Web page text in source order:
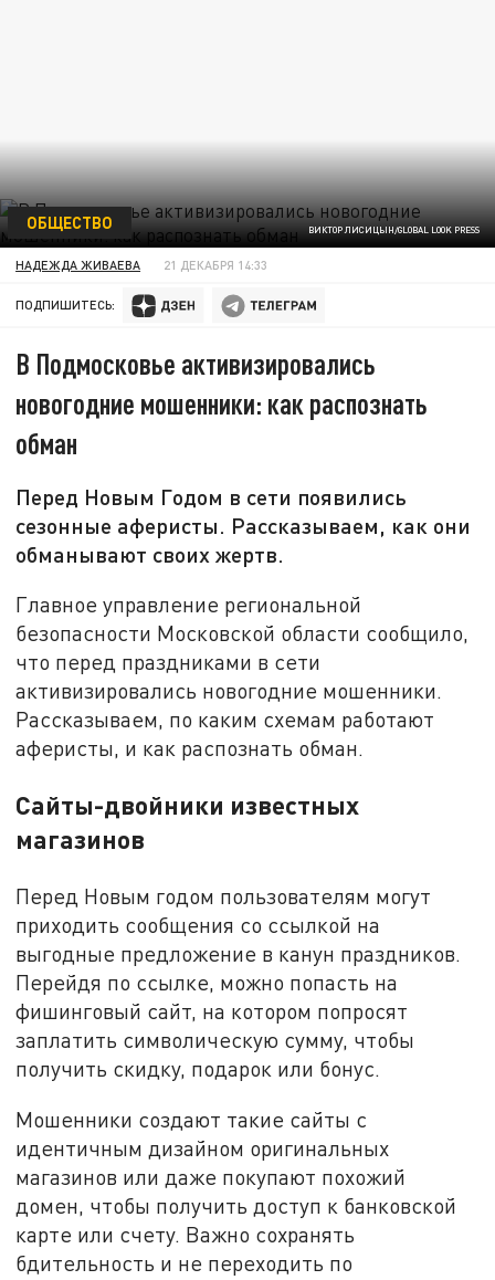
ВИКТОР ЛИСИЦЫН/GLOBAL LOOK PRESS
ОБЩЕСТВО
НАДЕЖДА ЖИВАЕВА 21 ДЕКАБРЯ 14:33
ПОДПИШИТЕСЬ:
В Подмосковье активизировались
новогодние мошенники: как распознать
обман
Перед Новым Годом в сети появились
сезонные аферисты. Рассказываем, как они
обманывают своих жертв.
Главное управление региональной
безопасности Московской области сообщило,
что перед праздниками в сети
активизировались новогодние мошенники.
Рассказываем, по каким схемам работают
аферисты, и как распознать обман.
Сайты-двойники известных
магазинов
Перед Новым годом пользователям могут
приходить сообщения со ссылкой на
выгодные предложение в канун праздников.
Перейдя по ссылке, можно попасть на
фишинговый сайт, на котором попросят
заплатить символическую сумму, чтобы
получить скидку, подарок или бонус.
Мошенники создают такие сайты с
идентичным дизайном оригинальных
магазинов или даже покупают похожий
домен, чтобы получить доступ к банковской
карте или счету. Важно сохранять
бдительность и не переходить по